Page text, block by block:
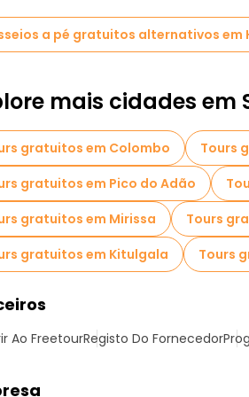
a pé gratuitos alternativos em
mais cidades em
gratuitos em Colombo Tours
gratuitos em Pico do Adão
gratuitos em Mirissa
Tours
gratuitos em Kitulgala
Tours
Ao FreetourRegisto Do Fornecedor